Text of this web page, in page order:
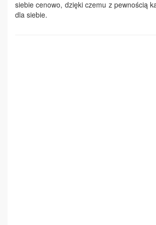
siebie cenowo, dzięki czemu z pewnością
dla siebie.